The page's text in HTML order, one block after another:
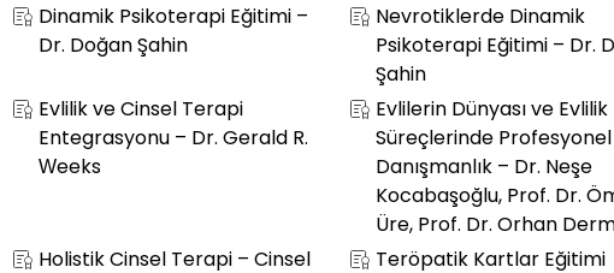
Dinamik Psikoterapi Eğitimi –
Dr. Doğan Şahin
Nevrotiklerde Dinamik
Psikoterapi Eğitimi – Dr.
Şahin
Evlilik ve Cinsel Terapi
Entegrasyonu – Dr. Gerald R.
Weeks
Evlilerin Dünyası ve Evlilik
Süreçlerinde Profesyonel
Danışmanlık – Dr. Neşe
Kocabaşoğlu, Prof. Dr.
Üre, Prof. Dr. Orhan
Holistik Cinsel Terapi – Cinsel
Teröpatik Kartlar Eğitimi